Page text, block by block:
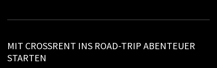
MIT CROSSRENT INS ROAD-TRIP ABENTEUER
STARTEN